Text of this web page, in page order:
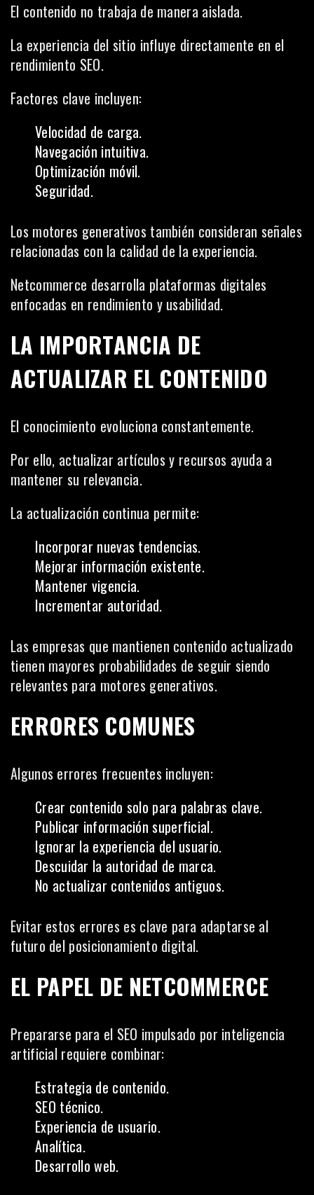
El contenido no trabaja de manera aislada.
La experiencia del sitio influye directamente en el
rendimiento SEO.
Factores clave incluyen:
Velocidad de carga.
Navegación intuitiva.
Optimización móvil.
Seguridad.
Los motores generativos también consideran señales
relacionadas con la calidad de la experiencia.
Netcommerce desarrolla plataformas digitales
enfocadas en rendimiento y usabilidad.
LA IMPORTANCIA DE
ACTUALIZAR EL CONTENIDO
El conocimiento evoluciona constantemente.
Por ello, actualizar artículos y recursos ayuda a
mantener su relevancia.
La actualización continua permite:
Incorporar nuevas tendencias.
Mejorar información existente.
Mantener vigencia.
Incrementar autoridad.
Las empresas que mantienen contenido actualizado
tienen mayores probabilidades de seguir siendo
relevantes para motores generativos.
ERRORES COMUNES
Algunos errores frecuentes incluyen:
Crear contenido solo para palabras clave.
Publicar información superficial.
Ignorar la experiencia del usuario.
Descuidar la autoridad de marca.
No actualizar contenidos antiguos.
Evitar estos errores es clave para adaptarse al
futuro del posicionamiento digital.
EL PAPEL DE NETCOMMERCE
Prepararse para el SEO impulsado por inteligencia
artificial requiere combinar:
Estrategia de contenido.
SEO técnico.
Experiencia de usuario.
Analítica.
Desarrollo web.